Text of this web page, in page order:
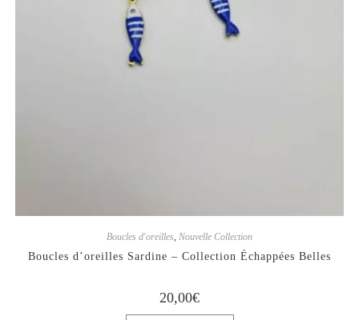
Boucles d'oreilles, Nouvelle Collection
Boucles d’oreilles Sardine – Collection Échappées Belles
20,00€